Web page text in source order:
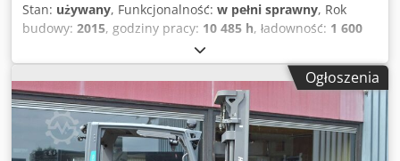
Stan: używany, Funkcjonalność: w pełni sprawny, Rok
budowy: 2015, godziny pracy: 10 485 h, ładowność: 1 600
4 000 mm
elektryczny, typ masztu:duplex, wysokość konstrukcyjna:
2 600 mm, typ napędu:Elektro, Elektryczny wózek widłowy
z trzema kołami Dodpfjuc Hzvjx Acfjck Środek ciężkości
ładunku: 500 Typ masztu: Duplex Stan: Gotowy do użycia i
w pełni sprawny Stan techniczny: dobry Opony przednie,
Ogłoszenia